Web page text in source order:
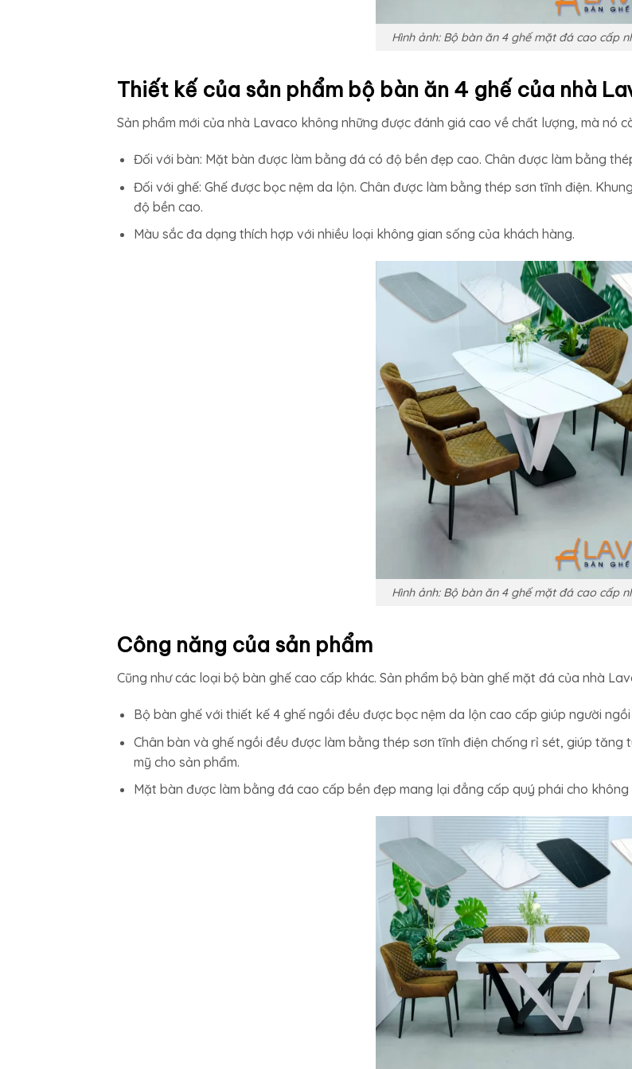
Hình ảnh: Bộ bàn ăn 4 ghế mặt đá cao cấp
Thiết kế của sản phẩm bộ bàn ăn 4 ghế của nhà
Sản phẩm mới của nhà Lavaco không những được đánh giá cao về chất lượng, mà nó
Đối với bàn: Mặt bàn được làm bằng đá có độ bền đẹp cao. Chân được làm bằng
Đối với ghế: Ghế được bọc nệm da lộn. Chân được làm bằng thép sơn tĩnh điện.
độ bền cao.
Màu sắc đa dạng thích hợp với nhiều loại không gian sống của khách hàng.
Hình ảnh: Bộ bàn ăn 4 ghế mặt đá cao cấp
Công năng của sản phẩm
Cũng như các loại bộ bàn ghế cao cấp khác. Sản phẩm bộ bàn ghế mặt đá của nhà
Bộ bàn ghế với thiết kế 4 ghế ngồi đều được bọc nệm da lộn cao cấp giúp người
Chân bàn và ghế ngồi đều được làm bằng thép sơn tĩnh điện chống rỉ sét, giúp
mỹ cho sản phẩm.
Mặt bàn được làm bằng đá cao cấp bền đẹp mang lại đẳng cấp quý phái cho